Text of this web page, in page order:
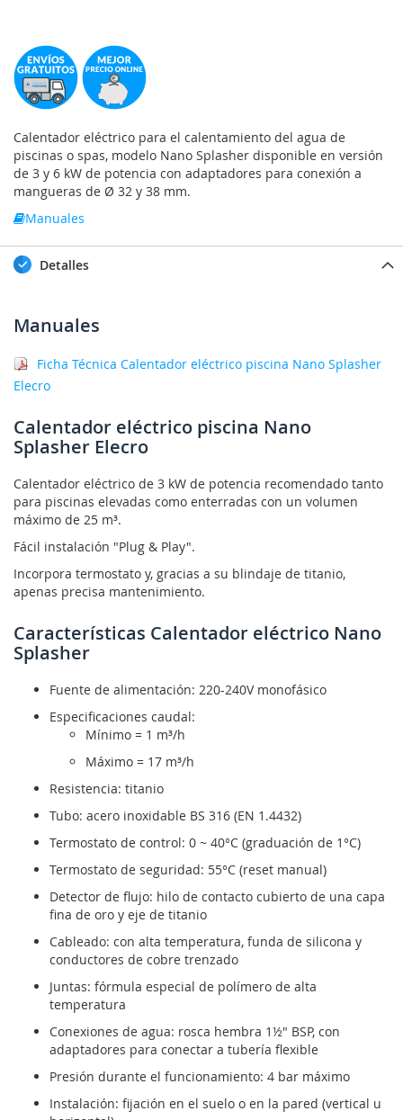
Calentador eléctrico para el calentamiento del agua de
piscinas o spas, modelo Nano Splasher disponible en versión
de 3 y 6 kW de potencia con adaptadores para conexión a
mangueras de Ø 32 y 38 mm.
Manuales
Detalles
Manuales
Ficha Técnica Calentador eléctrico piscina Nano Splasher
Elecro
Calentador eléctrico piscina Nano
Splasher Elecro
Calentador eléctrico de 3 kW de potencia recomendado tanto
para piscinas elevadas como enterradas con un volumen
máximo de 25 m³.
Fácil instalación "Plug & Play".
Incorpora termostato y, gracias a su blindaje de titanio,
apenas precisa mantenimiento.
Características Calentador eléctrico Nano
Splasher
Fuente de alimentación: 220-240V monofásico
Especificaciones caudal:
Mínimo = 1 m³/h
Máximo = 17 m³/h
Resistencia: titanio
Tubo: acero inoxidable BS 316 (EN 1.4432)
Termostato de control: 0 ~ 40°C (graduación de 1°C)
Termostato de seguridad: 55°C (reset manual)
Detector de flujo: hilo de contacto cubierto de una capa
fina de oro y eje de titanio
Cableado: con alta temperatura, funda de silicona y
conductores de cobre trenzado
Juntas: fórmula especial de polímero de alta
temperatura
Conexiones de agua: rosca hembra 1½" BSP, con
adaptadores para conectar a tubería flexible
Presión durante el funcionamiento: 4 bar máximo
Instalación: fijación en el suelo o en la pared (vertical u